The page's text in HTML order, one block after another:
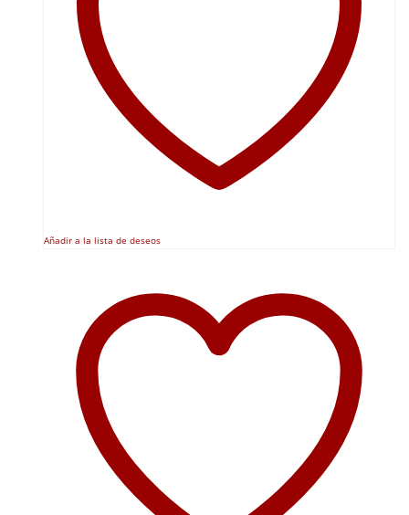
Añadir a la lista de deseos